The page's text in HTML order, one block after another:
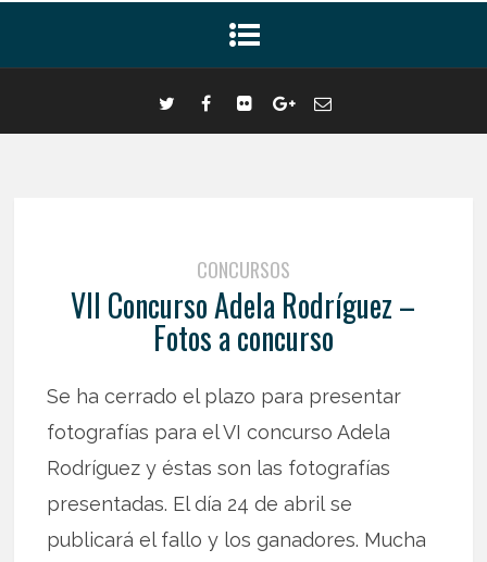
CONCURSOS
VII Concurso Adela Rodríguez –
Fotos a concurso
Se ha cerrado el plazo para presentar
fotografías para el VI concurso Adela
Rodríguez y éstas son las fotografías
presentadas. El día 24 de abril se
publicará el fallo y los ganadores. Mucha